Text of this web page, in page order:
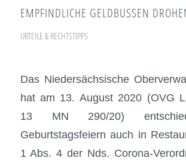
EMPFINDLICHE GELDBUSSEN DROHEN
URTEILE & RECHTSTIPPS
Das Niedersächsische
hat am 13. August 2020 (OVG
13 MN 290/20)
Geburtstagsfeiern auch in
1 Abs. 4 der Nds. Corona-